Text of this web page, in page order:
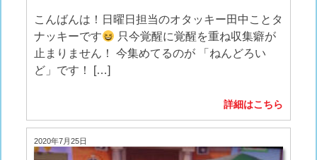
こんばんは！日曜日担当のオタッキー田中ことタ
ナッキーです
只今覚醒に覚醒を重ね収集癖が
止まりません！ 今集めてるのが 「ねんどろい
ど」です！ […]
詳細はこちら
2020年7月25日